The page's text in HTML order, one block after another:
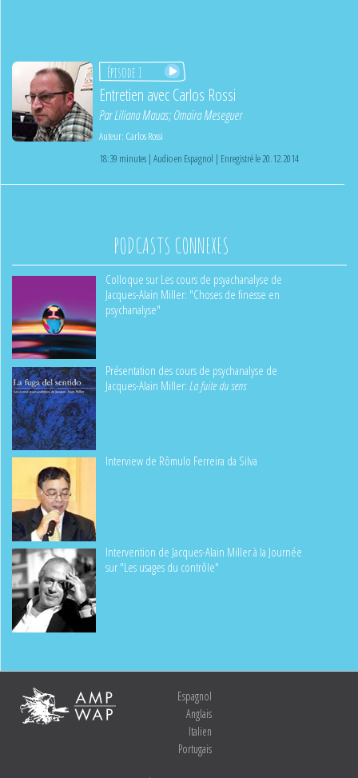
Épisode 1
Entretien avec Carlos Rossi
ParLiliana Mauas;Omaïra Meseguer
Auteur: Carlos Rossi
18:39 minutes | Audio en Espagnol | Enregistré le 20.12.2014
PODCASTS CONNEXES
Colloque sur Les cours de psyachanalyse de
Jacques-Alain Miller: "Choses de finesse en
psychanalyse"
Présentation des cours de psychanalyse de
Jacques-Alain Miller:La fuite du sens
Interview de Rômulo Ferreira da Silva
Intervention de Jacques-Alain Miller à la Journée
sur "Les usages du contrôle"
Espagnol
Anglais
Italien
Portugais